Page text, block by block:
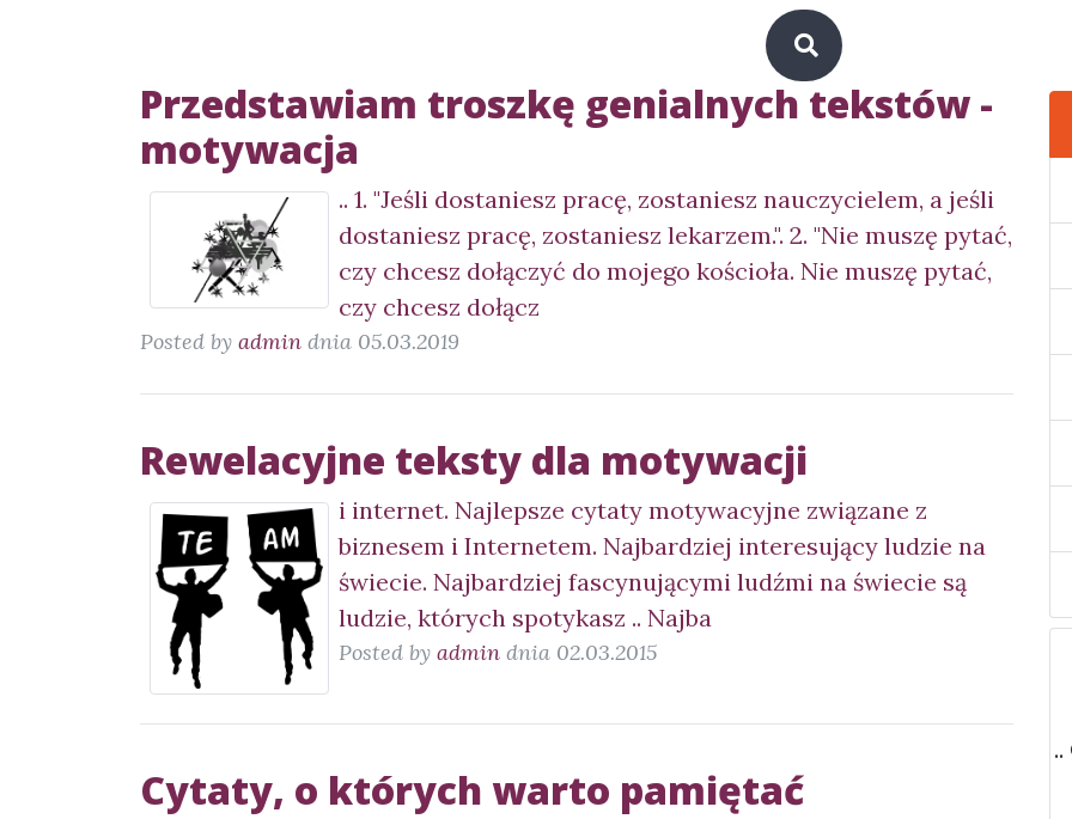
Przedstawiam troszkę genialnych tekstów -
motywacja
.. 1. "Jeśli dostaniesz pracę, zostaniesz nauczycielem, a jeśli
dostaniesz pracę, zostaniesz lekarzem.". 2. "Nie muszę pytać,
czy chcesz dołączyć do mojego kościoła. Nie muszę pytać,
czy chcesz dołącz
Posted by admin dnia 05.03.2019
Rewelacyjne teksty dla motywacji
i internet. Najlepsze cytaty motywacyjne związane z
biznesem i Internetem. Najbardziej interesujący ludzie na
świecie. Najbardziej fascynującymi ludźmi na świecie są
ludzie, których spotykasz .. Najba
Posted by admin dnia 02.03.2015
Cytaty, o których warto pamiętać